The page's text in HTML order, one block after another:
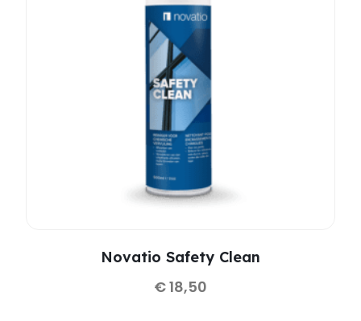
Novatio Safety Clean
€18,50